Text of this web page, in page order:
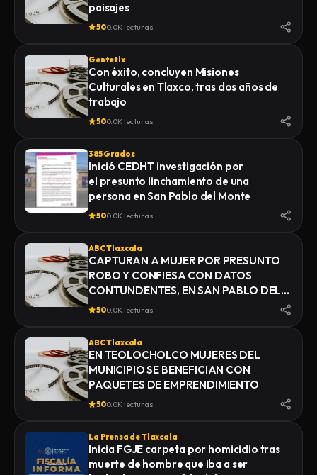
paisajes
500.0K lecturas
Gentetlx
Con éxito, concluyen Misiones
Culturales en Tlaxco, tras dos años de
trabajo
500.0K lecturas
385 Grados
Inició CEDHT investigación por
el presunto linchamiento de una
500.0K lecturas
ABC Tlaxcala
CAPTURAN A MUJER POR PRESUNTO
ROBO Y CONFIESA CON DATOS
CONTUNDENTES, EN SAN PABLO DEL
MONTE
500.0K lecturas
ABC Tlaxcala
EN TEOLOCHOLCO MUJERES DEL
MUNICIPIO SE BENEFICIAN CON
PAQUETES DE EMPRENDIMIENTO
500.0K lecturas
La Prensa de Tlaxcala
Inicia FGJE carpeta por homicidio tras
muerte de hombre que iba a ser